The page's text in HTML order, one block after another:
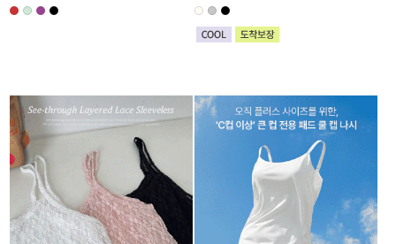
110사이즈
티셔츠
팬츠
셔츠
원피스
스커트
언더웨어
ACC